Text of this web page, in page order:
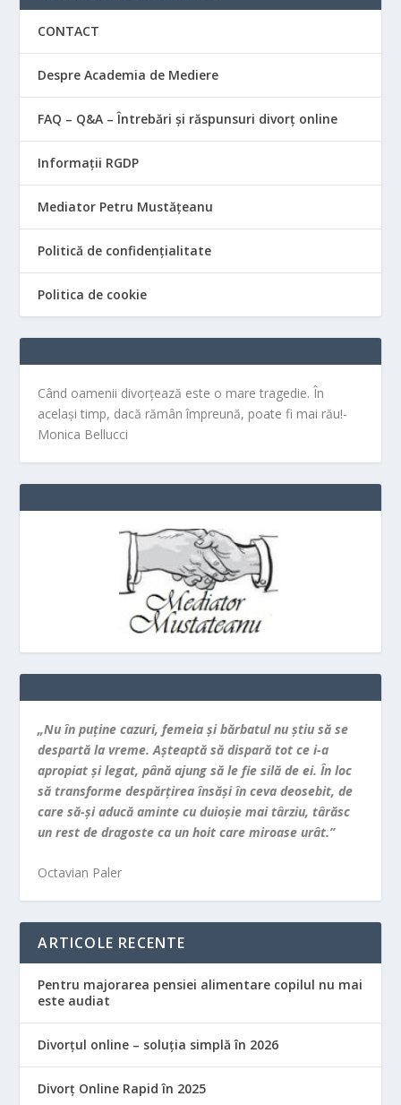
CONTACT
Despre Academia de Mediere
FAQ – Q&A – Întrebări și răspunsuri divorț online
Informații RGDP
Mediator Petru Mustățeanu
Politică de confidențialitate
Politica de cookie
Când oamenii divorțează este o mare tragedie. În
același timp, dacă rămân împreună, poate fi mai rău!-
Monica Bellucci
„Nu în puţine cazuri, femeia şi bărbatul nu ştiu să se
despartă la vreme. Aşteaptă să dispară tot ce i-a
apropiat şi legat, până ajung să le fie silă de ei. În loc
să transforme despărţirea însăşi în ceva deosebit, de
care să-şi aducă aminte cu duioşie mai târziu, târăsc
un rest de dragoste ca un hoit care miroase urât.”
Octavian Paler
ARTICOLE RECENTE
Pentru majorarea pensiei alimentare copilul nu mai
este audiat
Divorțul online – soluția simplă în 2026
Divorț Online Rapid în 2025